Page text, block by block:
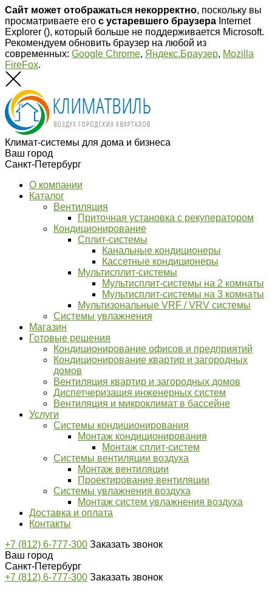
Сайт может отображаться некорректно, поскольку вы
просматриваете его с устаревшего браузера Internet
Explorer (), который больше не поддерживается Microsoft.
Рекомендуем обновить браузер на любой из
современных: Google Chrome, Яндекс.Браузер, Mozilla
FireFox.
Климат-системы для дома и бизнеса
Ваш город
Санкт-Петербург
О компании
Каталог
Вентиляция
Приточная установка с рекуператором
Кондиционирование
Сплит-системы
Канальные кондиционеры
Кассетные кондиционеры
Мультисплит-системы
Мультисплит-системы на 2 комнаты
Мультисплит-системы на 3 комнаты
Мультизональные VRF / VRV системы
Системы увлажнения
Магазин
Готовые решения
Кондиционирование офисов и предприятий
Кондиционирование квартир и загородных
домов
Вентиляция квартир и загородных домов
Диспетчеризация инженерных систем
Вентиляция и микроклимат в бассейне
Услуги
Системы кондиционирования
Монтаж кондиционирования
Монтаж сплит-систем
Системы вентиляции воздуха
Монтаж вентиляции
​​​​​​​Проектирование вентиляции
Системы увлажнения воздуха
Монтаж систем увлажнения воздуха
Доставка и оплата
Контакты
+7 (812) 6-777-300 Заказать звонок
Ваш город
Санкт-Петербург
+7 (812) 6-777-300 Заказать звонок